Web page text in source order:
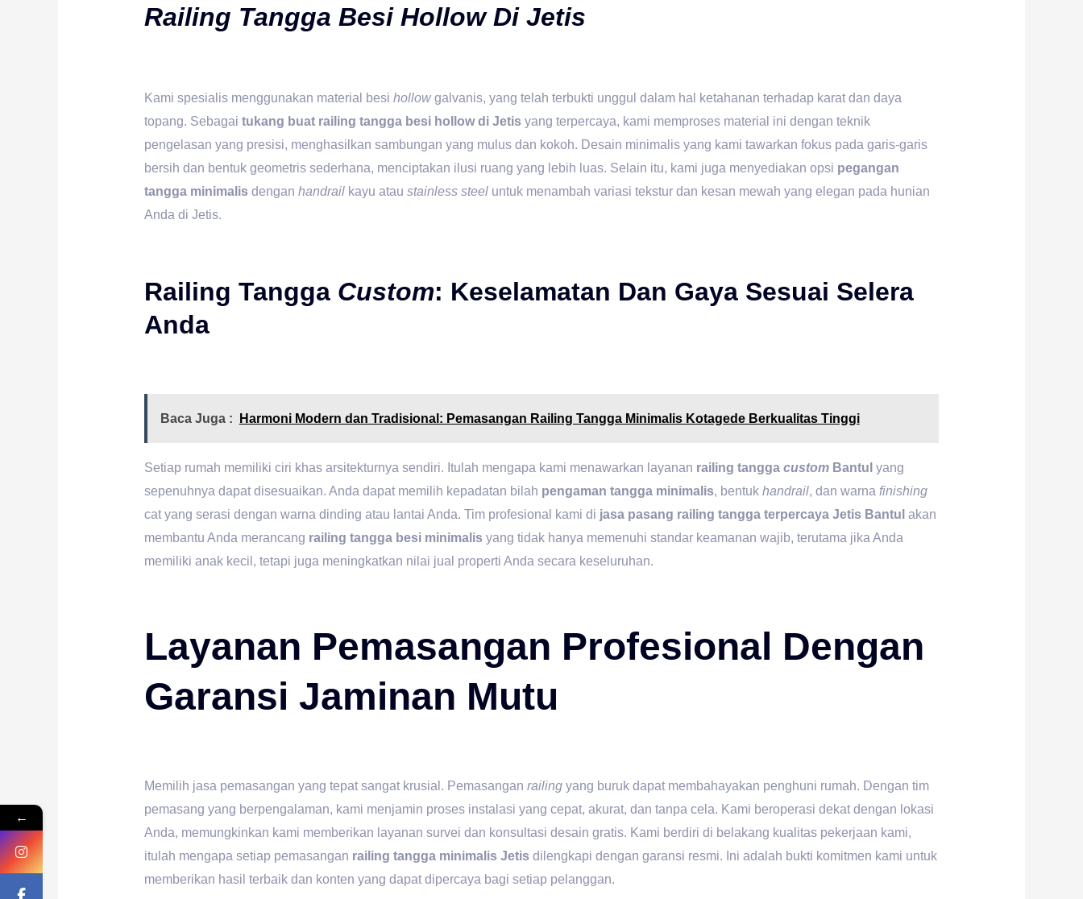
Railing Tangga Besi Hollow Di Jetis
Kami spesialis menggunakan material besi hollowgalvanis, yang telah terbukti unggul dalam hal ketahanan terhadap karat dan daya
topang. Sebagai tukang buat railing tangga besi hollow di Jetisyang terpercaya, kami memproses material ini dengan teknik
pengelasan yang presisi, menghasilkan sambungan yang mulus dan kokoh. Desain minimalis yang kami tawarkan fokus pada garis-garis
bersih dan bentuk geometris sederhana, menciptakan ilusi ruang yang lebih luas. Selain itu, kami juga menyediakan opsi pegangan
tangga minimalisdengan handrailkayu atau stainless steeluntuk menambah variasi tekstur dan kesan mewah yang elegan pada hunian
Anda di Jetis.
Railing Tangga Custom: Keselamatan Dan Gaya Sesuai Selera
Anda
Baca Juga : Harmoni Modern dan Tradisional: Pemasangan Railing Tangga Minimalis Kotagede Berkualitas Tinggi
Setiap rumah memiliki ciri khas arsitekturnya sendiri. Itulah mengapa kami menawarkan layanan railing tangga customBantul yang
sepenuhnya dapat disesuaikan. Anda dapat memilih kepadatan bilah pengaman tangga minimalis, bentuk handrail, dan warna finishing
cat yang serasi dengan warna dinding atau lantai Anda. Tim profesional kami di jasa pasang railing tangga terpercaya Jetis Bantul akan
membantu Anda merancang railing tangga besi minimalisyang tidak hanya memenuhi standar keamanan wajib, terutama jika Anda
memiliki anak kecil, tetapi juga meningkatkan nilai jual properti Anda secara keseluruhan.
Layanan Pemasangan Profesional Dengan
Garansi Jaminan Mutu
Memilih jasa pemasangan yang tepat sangat krusial. Pemasangan railingyang buruk dapat membahayakan penghuni rumah. Dengan tim
pemasang yang berpengalaman, kami menjamin proses instalasi yang cepat, akurat, dan tanpa cela. Kami beroperasi dekat dengan lokasi
Anda, memungkinkan kami memberikan layanan survei dan konsultasi desain gratis. Kami berdiri di belakang kualitas pekerjaan kami,
itulah mengapa setiap pemasangan railing tangga minimalis Jetisdilengkapi dengan garansi resmi. Ini adalah bukti komitmen kami untuk
memberikan hasil terbaik dan konten yang dapat dipercaya bagi setiap pelanggan.
←